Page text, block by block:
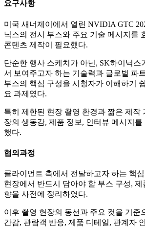
요구사항
미국 새너제이에서 열린 NVIDIA GTC
닉스의 전시 부스와 주요 기술 메시지를
콘텐츠 제작이 필요했다.
단순한 행사 스케치가 아닌, SK하이닉스
서 보여주고자 하는 기술력과 글로벌 파
부스의 핵심 구성을 시청자가 이해하기
요 과제였다.
특히 제한된 현장 촬영 환경과 짧은 제작
장의 생동감, 제품 정보, 인터뷰 메시지
했다.
협의과정
클라이언트 측에서 전달하고자 하는 핵
현장에서 반드시 담아야 할 부스 구성,
향을 사전에 정리하였다.
이후 촬영 현장의 동선과 주요 컷을 기준
간감, 관람객 반응, 제품 디테일, 관계자